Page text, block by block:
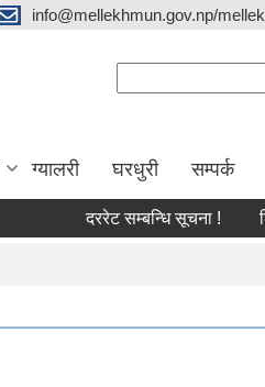
info@mellekhmun.gov.np/
ग्यालरी घरधुरी सम्पर्क
दररेट सम्बन्धि सूचना !